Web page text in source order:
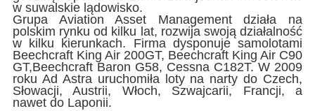
w suwalskie lądowisko.
Grupa Aviation Asset Management działa na
polskim rynku od kilku lat, rozwija swoją działalność
w kilku kierunkach. Firma dysponuje samolotami
Beechcraft King Air 200GT, Beechcraft King Air C90
GT,Beechcraft Baron G58, Cessna C182T. W 2009
roku Ad Astra uruchomiła loty na narty do Czech,
Słowacji, Austrii, Włoch, Szwajcarii, Francji, a
nawet do Laponii.